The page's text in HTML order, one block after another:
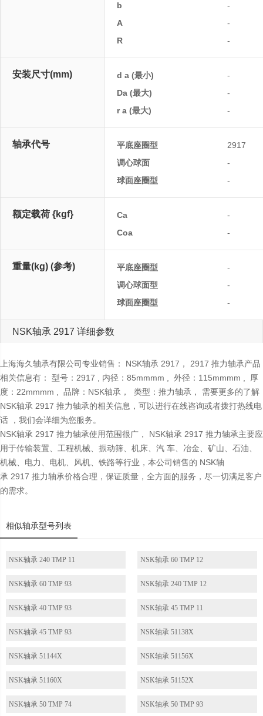
b
-
A
-
R
-
安装尺寸(mm) d a (最小)
-
Da (最大)
-
r a (最大)
-
轴承代号 平底座圈型
2917
调心球面
-
球面座圈型
-
额定载荷 {kgf} Ca
-
Coa
-
重量(kg) (参考) 平底座圈型
-
调心球面型
-
球面座圈型
-
NSK轴承 2917 详细参数
上海海久轴承有限公司专业销售： NSK轴承 2917， 2917 推力轴承产品
相关信息有： 型号：2917 , 内径：85mmmm , 外径：115mmmm , 厚
度：22mmmm , 品牌：NSK轴承， 类型：推力轴承， 需要更多的了解
NSK轴承 2917 推力轴承的相关信息，可以进行在线咨询或者拨打热线电
话 ，我们会详细为您服务。
NSK轴承 2917 推力轴承使用范围很广， NSK轴承 2917 推力轴承主要应
用于传输装置、工程机械、振动筛、机床、汽 车、冶金、矿山、石油、
机械、电力、电机、风机、铁路等行业，本公司销售的 NSK轴
承 2917 推力轴承价格合理，保证质量，全方面的服务，尽一切满足客户
的需求。
相似轴承型号列表
NSK轴承 240 TMP 11 NSK轴承 60 TMP 12
NSK轴承 60 TMP 93 NSK轴承 240 TMP 12
NSK轴承 40 TMP 93 NSK轴承 45 TMP 11
NSK轴承 45 TMP 93 NSK轴承 51138X
NSK轴承 51144X NSK轴承 51156X
NSK轴承 51160X NSK轴承 51152X
NSK轴承 50 TMP 74 NSK轴承 50 TMP 93